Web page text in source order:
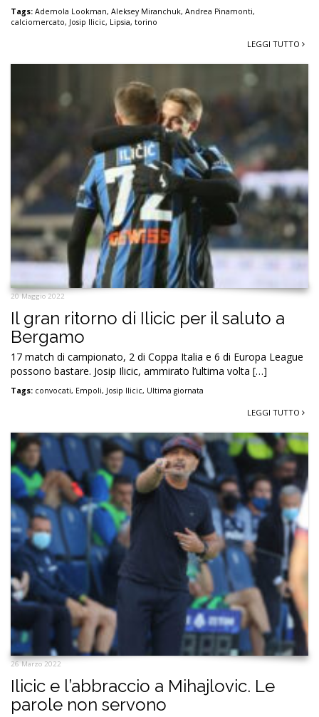
Tags: Ademola Lookman, Aleksey Miranchuk, Andrea Pinamonti,
calciomercato, Josip Ilicic, Lipsia, torino
LEGGI TUTTO
20 Maggio 2022
Il gran ritorno di Ilicic per il saluto a
Bergamo
17 match di campionato, 2 di Coppa Italia e 6 di Europa League
possono bastare. Josip Ilicic, ammirato l’ultima volta […]
Tags: convocati, Empoli, Josip Ilicic, Ultima giornata
LEGGI TUTTO
26 Marzo 2022
Ilicic e l’abbraccio a Mihajlovic. Le
parole non servono